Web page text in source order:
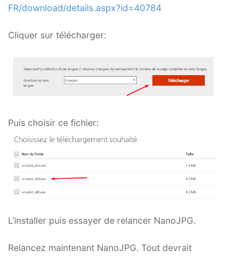
FR/download/details.aspx?id=40784
Cliquer sur télécharger:
Puis choisir ce fichier:
L’installer puis essayer de relancer NanoJPG.
Relancez maintenant NanoJPG. Tout devrait